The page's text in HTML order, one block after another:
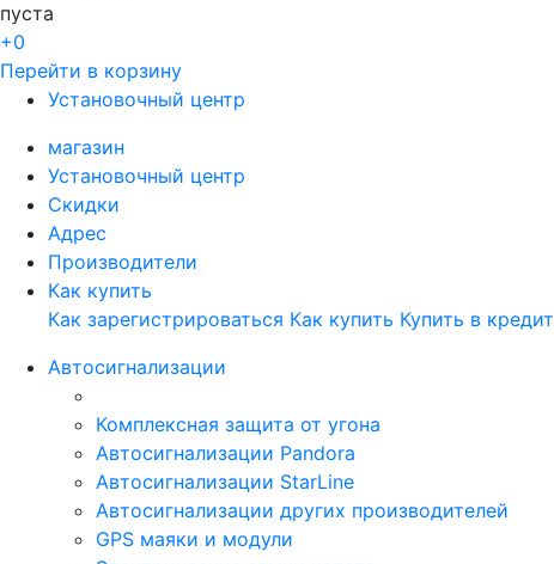
пуста
+0
Перейти в корзину
Установочный центр
магазин
Установочный центр
Скидки
Адрес
Производители
Как купить
Как зарегистрироваться Как купить Купить в кредит
Автосигнализации
Комплексная защита от угона
Автосигнализации Pandora
Автосигнализации StarLine
Автосигнализации других производителей
GPS маяки и модули